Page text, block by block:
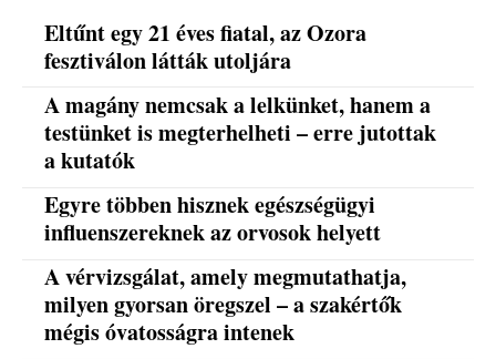
Eltűnt egy 21 éves fiatal, az Ozora
fesztiválon látták utoljára
A magány nemcsak a lelkünket, hanem a
testünket is megterhelheti – erre jutottak
a kutatók
Egyre többen hisznek egészségügyi
influenszereknek az orvosok helyett
A vérvizsgálat, amely megmutathatja,
milyen gyorsan öregszel – a szakértők
mégis óvatosságra intenek